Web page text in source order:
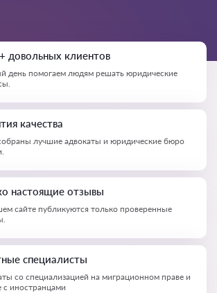
довольных клиентов
день помогаем людям решать юридические
качества
лучшие адвокаты и юридические бюро
настоящие отзывы
сайте публикуются только проверенные
специалисты
со специализацией на миграционном праве и
с иностранцами